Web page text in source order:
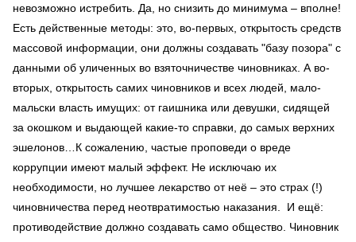
невозможно истребить. Да, но снизить до минимума – вполне!
Есть действенные методы: это, во-первых, открытость средств
массовой информации, они должны создавать "базу позора" с
данными об уличенных во взяточничестве чиновниках. А во-
вторых, открытость самих чиновников и всех людей, мало-
мальски власть имущих: от гаишника или девушки, сидящей
за окошком и выдающей какие-то справки, до самых верхних
эшелонов…К сожалению, частые проповеди о вреде
коррупции имеют малый эффект. Не исключаю их
необходимости, но лучшее лекарство от неё – это страх (!)
чиновничества перед неотвратимостью наказания. И ещё:
противодействие должно создавать само общество. Чиновник